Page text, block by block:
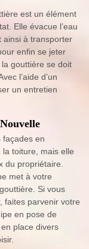
est un élément
Elle évacue l’eau
ainsi à transporter
enfin se jeter
gouttière se doit
l’aide d’un
un entretien
façades en
la toiture, mais elle
du propriétaire.
met à votre
Si vous
faites parvenir votre
en pose de
place divers